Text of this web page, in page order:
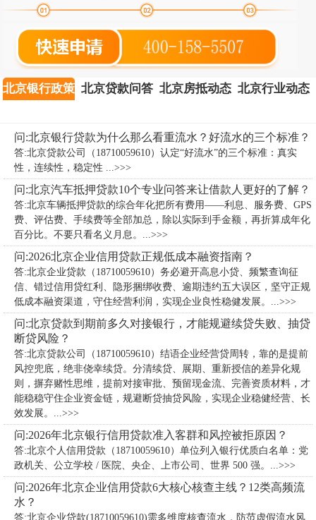
北京银行政策 北京贷款问答 北京房抵动态 北京行业动态
问:北京银行贷款为什么那么看重流水？好流水的三个标准？
答:北京贷款公司（18710059610）认定“好流水”的三个标准：真实
性，连续性，稳定性 ...>>>
问:北京汽车抵押贷款10个专业问答来让借款人更好的了解？
答:北京车辆抵押贷款的综合年化把所有费用——利息、服务费、GPS
费、评估费、手续费等全部加总，除以实际到手金额，再折算成年化
百分比。不要只看名义月息。...>>>
问:2026北京企业信用贷款正规低成本融资指南？
答:北京企业贷款（18710059610）务必避开高息小贷、频繁查询征
信、错过信用贷红利、隐形捆绑收费、逾期违约五大误区，坚守正规
低成本融资渠道，守住经营利润，实现企业良性稳健发展。...>>>
问:北京贷款到期前多久对接银行，才能规避续贷失败、抽贷
断贷风险？
答:北京贷款公司（18710059610）​结语企业经营贷周转，靠的是提前
风控兜底，绝非侥幸续贷。分清续贷、展期、重新授信的差异化规
则，摒弃赌性思维，提前对接审批、预留现金流、完善资质材料，才
能稳稳守住企业资金链，规避断贷抽贷风险，实现企业稳健经营、长
效发展。...>>>
问:2026年北京银行信用贷款准入客群和风控被拒原因？
答:北京个人信用贷款（18710059610）单位列入银行优质白名单：党
政机关、公立学校 / 医院、央企、上市公司、世界 500 强。...>>>
问:2026年北京企业信用贷款6大核心核查主线？12类高频流
水？
答:北京企业贷款(18710059610)需多维度核查流水，防范虚假流水风